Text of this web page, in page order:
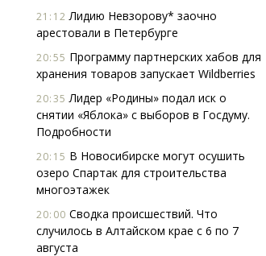
21:12 Лидию Невзорову* заочно
арестовали в Петербурге
20:55 Программу партнерских хабов для
хранения товаров запускает Wildberries
20:35 Лидер «Родины» подал иск о
снятии «Яблока» с выборов в Госдуму.
Подробности
20:15 В Новосибирске могут осушить
озеро Спартак для строительства
многоэтажек
20:00 Сводка происшествий. Что
случилось в Алтайском крае с 6 по 7
августа
Смелость архитектурных идей.
Генеральный директор
ЗИАС — об эстетике городов,
трендах в фасадах и развитии
СТРОИТЕЛЬСТВО